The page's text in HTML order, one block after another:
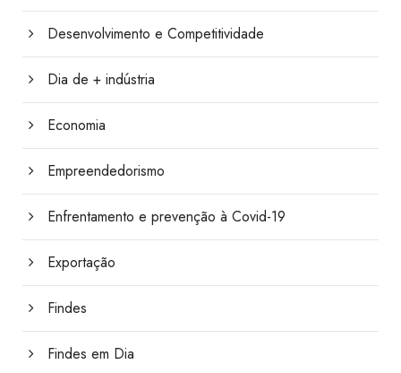
Desenvolvimento e Competitividade
Dia de + indústria
Economia
Empreendedorismo
Enfrentamento e prevenção à Covid-19
Exportação
Findes
Findes em Dia